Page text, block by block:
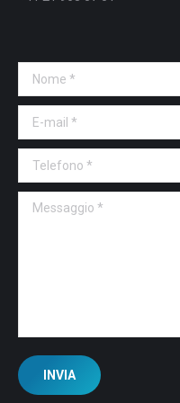
Nome *
E-mail *
Telefono *
Messaggio *
INVIA